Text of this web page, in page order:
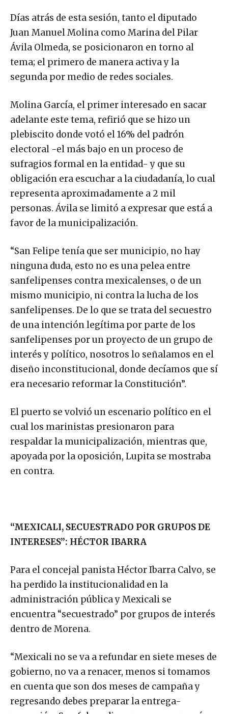
Días atrás de esta sesión, tanto el diputado
Juan Manuel Molina como Marina del Pilar
Ávila Olmeda, se posicionaron en torno al
tema; el primero de manera activa y la
segunda por medio de redes sociales.
Molina García, el primer interesado en sacar
adelante este tema, refirió que se hizo un
plebiscito donde votó el 16% del padrón
electoral -el más bajo en un proceso de
sufragios formal en la entidad- y que su
obligación era escuchar a la ciudadanía, lo cual
representa aproximadamente a 2 mil
personas. Ávila se limitó a expresar que está a
favor de la municipalización.
“San Felipe tenía que ser municipio, no hay
ninguna duda, esto no es una pelea entre
sanfelipenses contra mexicalenses, o de un
mismo municipio, ni contra la lucha de los
sanfelipenses. De lo que se trata del secuestro
de una intención legítima por parte de los
sanfelipenses por un proyecto de un grupo de
interés y político, nosotros lo señalamos en el
diseño inconstitucional, donde decíamos que sí
era necesario reformar la Constitución”.
El puerto se volvió un escenario político en el
cual los marinistas presionaron para
respaldar la municipalización, mientras que,
apoyada por la oposición, Lupita se mostraba
en contra.
“MEXICALI, SECUESTRADO POR GRUPOS DE
INTERESES”: HÉCTOR IBARRA
Para el concejal panista Héctor Ibarra Calvo, se
ha perdido la institucionalidad en la
administración pública y Mexicali se
encuentra “secuestrado” por grupos de interés
dentro de Morena.
“Mexicali no se va a refundar en siete meses de
gobierno, no va a renacer, menos si tomamos
en cuenta que son dos meses de campaña y
regresando debes preparar la entrega-